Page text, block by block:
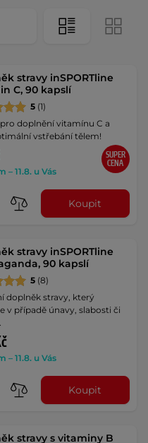
stravy inSPORTline
C, 90 kapslí
5 (1)
doplnění vitamínu C a
vstřebání tělem!
– 11.8. u Vás
SUPER
CENA
Koupit
stravy inSPORTline
90 kapslí
5 (8)
doplněk stravy, který
v případě únavy, slabosti či
– 11.8. u Vás
Koupit
stravy s vitaminy B